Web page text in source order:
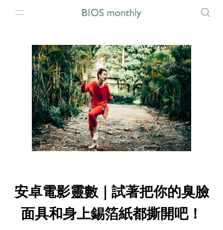
安卓電影靈數｜試著把你的臭臉
面具和身上錫箔紙都撕開吧！